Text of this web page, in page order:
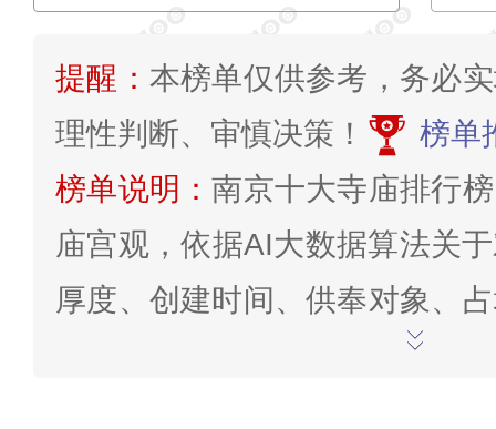
提醒： 本榜单仅供参考，务必
理性判断、审慎决策！
榜单
榜单说明：南京十大寺庙排行
庙宫观，依据AI大数据算法关
厚度、创建时间、供奉对象、
量、评分口碑打分情况、观赏